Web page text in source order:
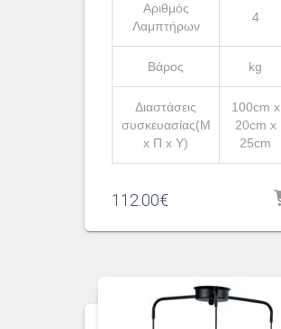
Αριθμός
Λαμπτήρων
4
Βάρος kg
Διαστάσεις
συσκευασίας(Μ
x Π x Υ)
100cm x
20cm x
25cm
112.00€